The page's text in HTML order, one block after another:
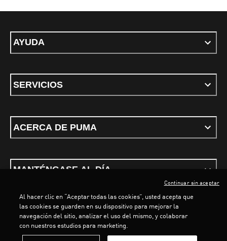
AYUDA
SERVICIOS
ACERCA DE PUMA
MANTÉNGASE AL DÍA
Términos y CondicionesPolítica de privacidad
Al hacer clic en “Aceptar todas las cookies”, usted acepta que
las cookies se guarden en su dispositivo para mejorar la
navegación del sitio, analizar el uso del mismo, y colaborar
con nuestros estudios para marketing.
Continuar sin aceptar